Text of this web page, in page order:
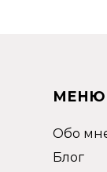
МЕНЮ
Обо
Блог